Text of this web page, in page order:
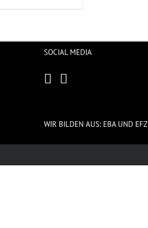
SOCIAL MEDIA
WIR BILDEN AUS: EBA UND EFZ